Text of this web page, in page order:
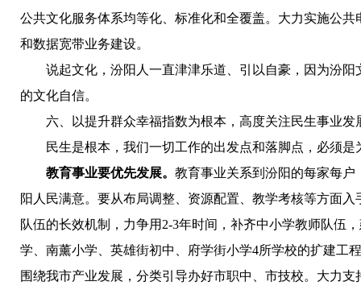
公共文化服务体系均等化、标准化和全覆盖。大力实施公
和数据宽带业务建设。
说起文化，汾阳人一直津津乐道、引以自豪，因为汾
的文化自信。
六、以提升群众幸福指数为根本，高度关注民生事业发
民生是根本，我们一切工作的出发点和落脚点，必须
教育事业要优先发展。 教育事业关系到汾阳的每家每
阳人民满意。 要从布局调整、资源配置、教学考核等方面
队伍的长效机制，力争用2-3年时间，补齐中小学教师队伍
学、南薰小学、英雄街初中、府学街小学4所学校的扩建工
围绕我市产业发展，分类引导办好市职中、市技校。大力